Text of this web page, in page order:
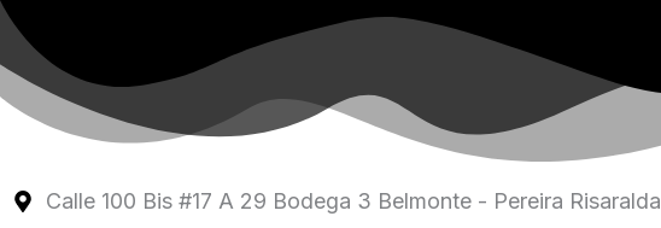
Ir
contenido
Calle 100 Bis #17 A 29 Bodega 3 Belmonte - Pereira Risaralda